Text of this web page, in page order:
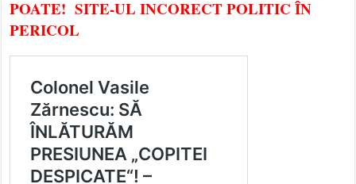
POATE! SITE-UL INCORECT POLITIC ÎN
PERICOL